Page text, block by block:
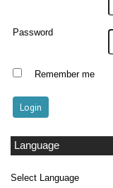
Password
Remember me
Language
Select Language